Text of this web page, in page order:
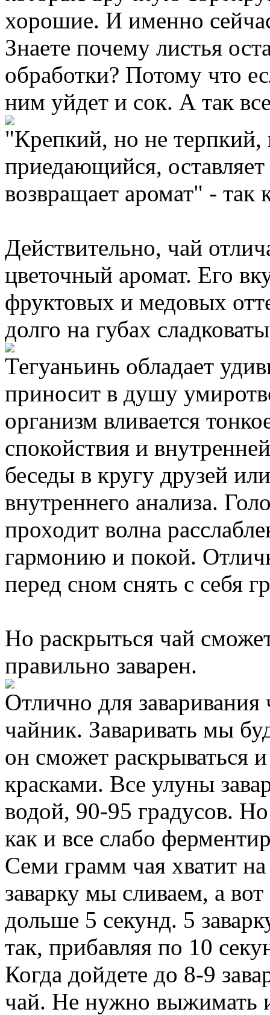
хорошие. И именно
Знаете почему листья
обработки? Потому что
ним уйдет и сок. А так
"Крепкий, но не
приедающийся,
возвращает аромат" - так
Действительно, чай
цветочный аромат. Его
фруктовых и медовых
долго на губах
Тегуаньинь обладает
приносит в душу
организм вливается
спокойствия и
беседы в кругу друзей
внутреннего анализа.
проходит волна
гармонию и покой.
перед сном снять с себя
Но раскрыться чай
правильно заварен.
Отлично для заваривания
чайник. Заваривать мы
он сможет раскрываться
красками. Все улуны
водой, 90-95 градусов.
как и все слабо
Семи грамм чая хватит
заварку мы сливаем, а
дольше 5 секунд. 5
так, прибавляя по 10
Когда дойдете до 8-9
чай. Не нужно выжимать